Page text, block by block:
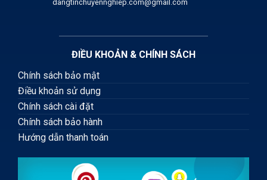
dangtinchuyennghiep.com@gmail.com
ĐIỀU KHOẢN & CHÍNH SÁCH
Chính sách bảo mật
Điều khoản sử dụng
Chính sách cài đặt
Chính sách bảo hành
Hướng dẫn thanh toán